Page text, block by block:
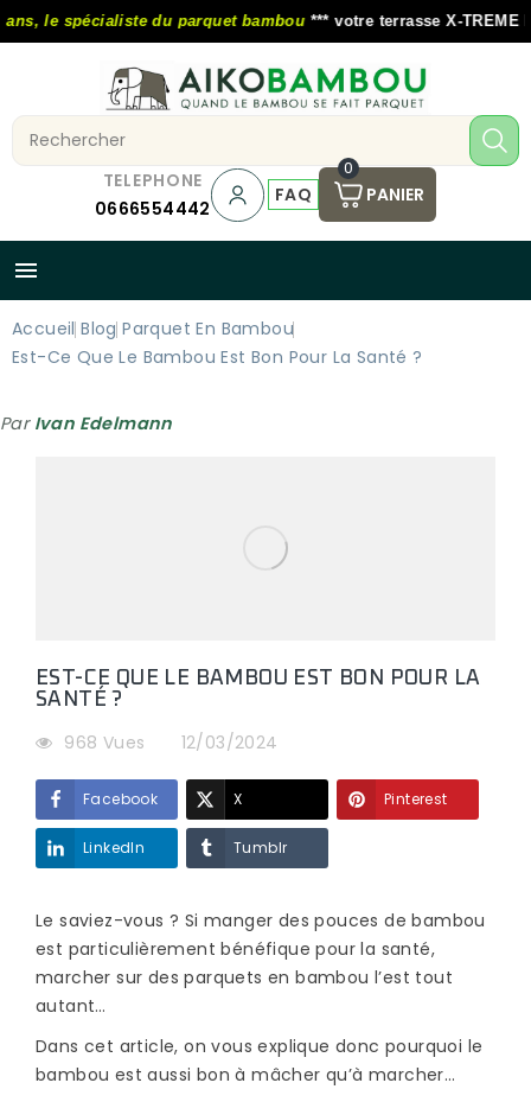
le spécialiste du parquet bambou*** votre terrasse X-TREME
TELEPHONE
0666554442
FAQ
0
PANIER

Accueil Blog Parquet En Bambou
Est-Ce Que Le Bambou Est Bon Pour La Santé ?
Par Ivan Edelmann
EST-CE QUE LE BAMBOU EST BON POUR LA
SANTÉ ?
968 Vues 12/03/2024
Facebook X Pinterest
LinkedIn Tumblr
Le saviez-vous ? Si manger des pouces de bambou
est particulièrement bénéfique pour la santé,
marcher sur des parquets en bambou l’est tout
autant…
Dans cet article, on vous explique donc pourquoi le
bambou est aussi bon à mâcher qu’à marcher…